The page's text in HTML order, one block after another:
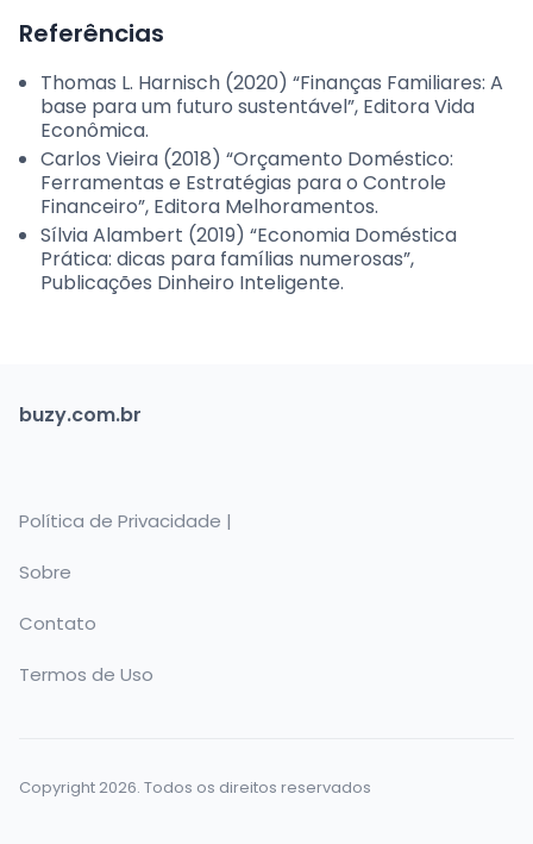
Referências
Thomas L. Harnisch (2020) “Finanças Familiares: A
base para um futuro sustentável”, Editora Vida
Econômica.
Carlos Vieira (2018) “Orçamento Doméstico:
Ferramentas e Estratégias para o Controle
Financeiro”, Editora Melhoramentos.
Sílvia Alambert (2019) “Economia Doméstica
Prática: dicas para famílias numerosas”,
Publicações Dinheiro Inteligente.
buzy.com.br
Política de Privacidade |
Sobre
Contato
Termos de Uso
Copyright 2026. Todos os direitos reservados